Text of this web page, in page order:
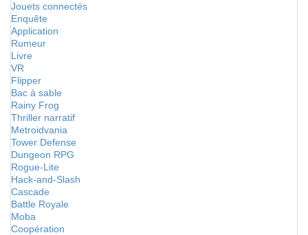
Jouets connectés
Enquête
Application
Rumeur
Livre
VR
Flipper
Bac à sable
Rainy Frog
Thriller narratif
Metroidvania
Tower Defense
Dungeon RPG
Rogue-Lite
Hack-and-Slash
Cascade
Battle Royale
Moba
Coopération